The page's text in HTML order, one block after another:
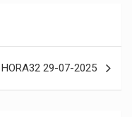
HORA32 29-07-2025